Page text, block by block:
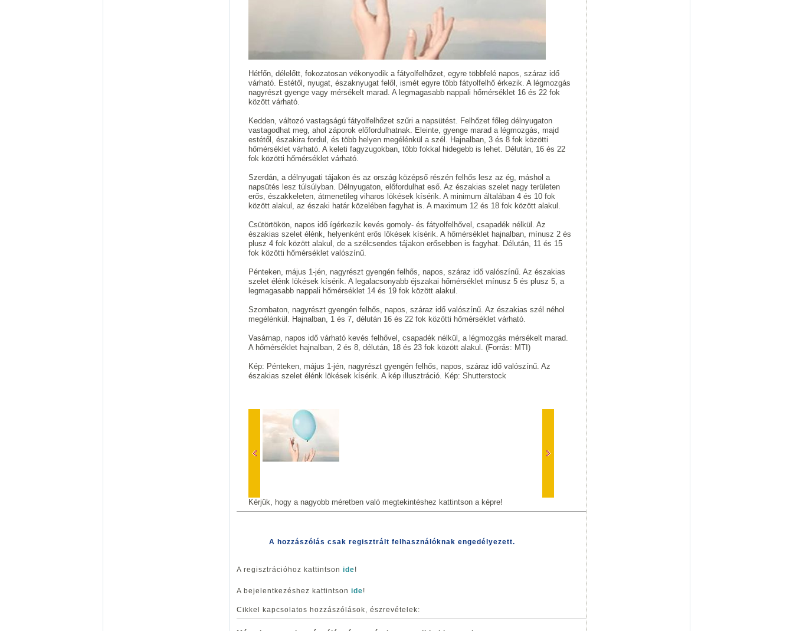
Hétfőn, délelőtt, fokozatosan vékonyodik a fátyolfelhőzet, egyre többfelé napos, száraz idő
várható. Estétől, nyugat, északnyugat felől, ismét egyre több fátyolfelhő érkezik. A légmozgás
nagyrészt gyenge vagy mérsékelt marad. A legmagasabb nappali hőmérséklet 16 és 22 fok
között várható.
Kedden, változó vastagságú fátyolfelhőzet szűri a napsütést. Felhőzet főleg délnyugaton
vastagodhat meg, ahol záporok előfordulhatnak. Eleinte, gyenge marad a légmozgás, majd
estétől, északira fordul, és több helyen megélénkül a szél. Hajnalban, 3 és 8 fok közötti
hőmérséklet várható. A keleti fagyzugokban, több fokkal hidegebb is lehet. Délután, 16 és 22
fok közötti hőmérséklet várható.
Szerdán, a délnyugati tájakon és az ország középső részén felhős lesz az ég, máshol a
napsütés lesz túlsúlyban. Délnyugaton, előfordulhat eső. Az északias szelet nagy területen
erős, északkeleten, átmenetileg viharos lökések kísérik. A minimum általában 4 és 10 fok
között alakul, az északi határ közelében fagyhat is. A maximum 12 és 18 fok között alakul.
Csütörtökön, napos idő ígérkezik kevés gomoly- és fátyolfelhővel, csapadék nélkül. Az
északias szelet élénk, helyenként erős lökések kísérik. A hőmérséklet hajnalban, mínusz 2 és
plusz 4 fok között alakul, de a szélcsendes tájakon erősebben is fagyhat. Délután, 11 és 15
fok közötti hőmérséklet valószínű.
Pénteken, május 1-jén, nagyrészt gyengén felhős, napos, száraz idő valószínű. Az északias
szelet élénk lökések kísérik. A legalacsonyabb éjszakai hőmérséklet mínusz 5 és plusz 5, a
legmagasabb nappali hőmérséklet 14 és 19 fok között alakul.
Szombaton, nagyrészt gyengén felhős, napos, száraz idő valószínű. Az északias szél néhol
megélénkül. Hajnalban, 1 és 7, délután 16 és 22 fok közötti hőmérséklet várható.
Vasárnap, napos idő várható kevés felhővel, csapadék nélkül, a légmozgás mérsékelt marad.
A hőmérséklet hajnalban, 2 és 8, délután, 18 és 23 fok között alakul. (Forrás: MTI)
Kép: Pénteken, május 1-jén, nagyrészt gyengén felhős, napos, száraz idő valószínű. Az
északias szelet élénk lökések kísérik. A kép illusztráció. Kép: Shutterstock
Kérjük, hogy a nagyobb méretben való megtekintéshez kattintson a képre!
A hozzászólás csak regisztrált felhasználóknak engedélyezett.
A regisztrációhoz kattintson ide!
A bejelentkezéshez kattintson ide!
Cikkel kapcsolatos hozzászólások, észrevételek: